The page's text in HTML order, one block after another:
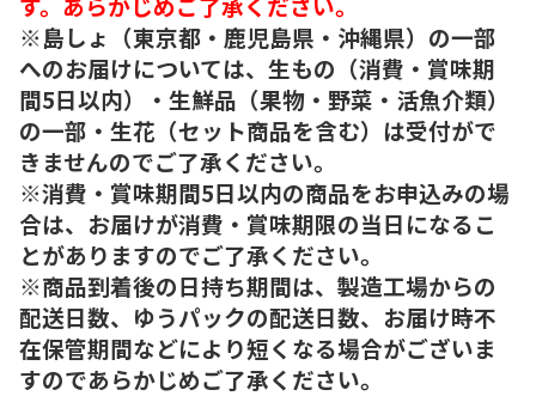
※島しょ（東京都・鹿児島県・沖縄県）の一部
へのお届けについては、生もの（消費・賞味期
間5日以内）・生鮮品（果物・野菜・活魚介類）
の一部・生花（セット商品を含む）は受付がで
きませんのでご了承ください。
※消費・賞味期間5日以内の商品をお申込みの場
合は、お届けが消費・賞味期限の当日になるこ
とがありますのでご了承ください。
※商品到着後の日持ち期間は、製造工場からの
配送日数、ゆうパックの配送日数、お届け時不
在保管期間などにより短くなる場合がございま
すのであらかじめご了承ください。